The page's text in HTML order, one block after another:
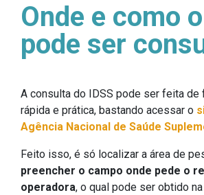
Onde e como
pode ser
A consulta do IDSS pode ser feita de
rápida e prática, bastando acessar o
Agência Nacional de Saúde
Feito isso, é só localizar a área de
preencher o campo onde pede o
operadora, o qual pode ser obtido